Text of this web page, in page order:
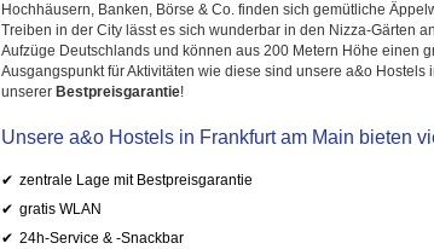
Hochhäusern, Banken, Börse & Co. finden sich gemütliche
Treiben in der City lässt es sich wunderbar in den Nizza-Gärten
Aufzüge Deutschlands und können aus 200 Metern Höhe einen
Ausgangspunkt für Aktivitäten wie diese sind unsere a&o Hostels
unserer Bestpreisgarantie!
Unsere a&o Hostels in Frankfurt am Main bieten
zentrale Lage mit Bestpreisgarantie
gratis WLAN
24h-Service & -Snackbar